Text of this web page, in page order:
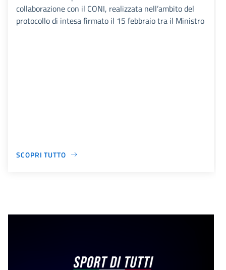
collaborazione con il CONI, realizzata nell’ambito del
protocollo di intesa firmato il 15 febbraio tra il Ministro
SCOPRI TUTTO